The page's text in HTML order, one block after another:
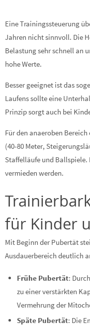
Eine Trainingssteuerung
Jahren nicht sinnvoll. Die
Belastung sehr schnell an
hohe Werte.
Besser geeignet ist das
Laufens sollte eine
Prinzip sorgt auch bei
Für den anaeroben
(40-80 Meter,
Staffelläufe und Ballspiele.
vermieden werden.
für Kinder
Mit Beginn der Pubertät
Ausdauerbereich deutlich
Frühe Pubertät:
zu einer verstärkten
Vermehrung der
Späte Pubertät: Die